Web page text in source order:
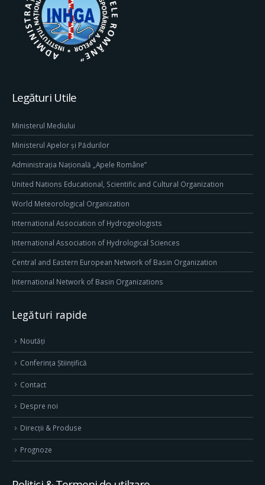
Legături Utile
Ministerul Mediului
Ministerul Apelor și Pădurilor
Administrația Națională „Apele Române”
United Nations Educational, Scientific and Cultural Organization
World Meteorological Organization
International Association of Hydrogeologists
International Association of Hydrological Sciences
Central and Eastern European Network of Basin Organization
International Network of Basin Organizations
Legături rapide
Noutăți
Conferința Științifică
Contact
Despre noi
Direcţii & Produse
Prognoze